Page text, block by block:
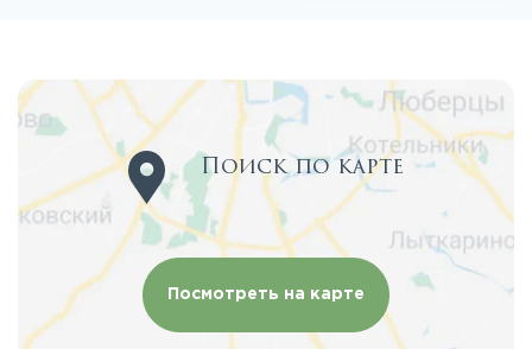
Поиск по карте
Посмотреть на карте